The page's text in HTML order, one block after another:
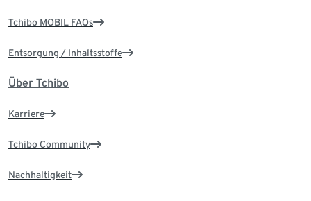
Tchibo MOBIL FAQs
Entsorgung / Inhaltsstoffe
Über Tchibo
Karriere
Tchibo Community
Nachhaltigkeit